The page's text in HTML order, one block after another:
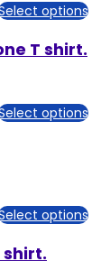
options
T shirt.
options
options
shirt.